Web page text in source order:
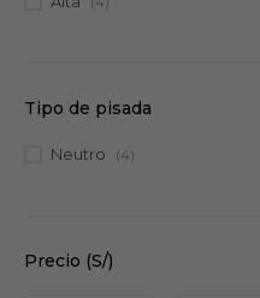
Precio (S/)
Tipo de pisada
Neutro (4)